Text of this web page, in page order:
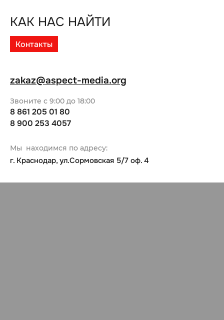
КАК НАС НАЙТИ
Контакты
Мы находимся по адресу:
г. Краснодар, ул.Сормовская 5/7 оф. 4
Звоните с 9:00 до 18:00
8 861 205 01 80
8 900 253 4057
zakaz@aspect-media.org